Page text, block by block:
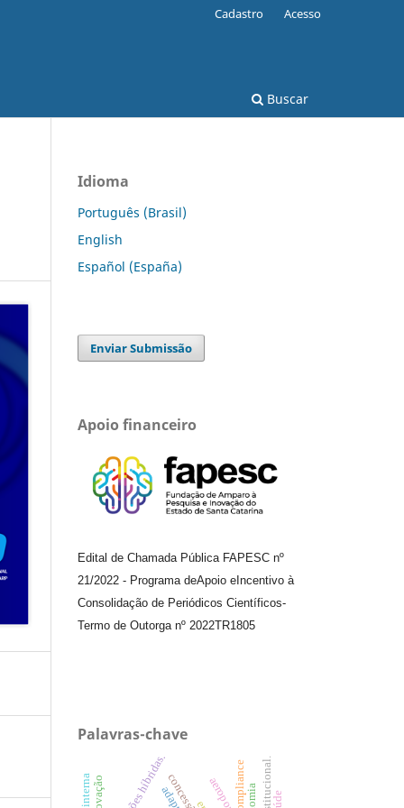
Buscar
Cadastro Acesso
Idioma
Português (Brasil)
English
Español (España)
Enviar Submissão
Apoio financeiro
Edital de Chamada Pública FAPESC nº
21/2022 - Programa deApoio e Incentivo à
Consolidação de Periódicos Científicos-
Termo de Outorga nº 2022TR1805
Palavras-chave
compliance